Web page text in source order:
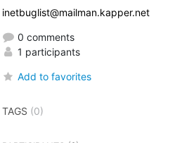
inetbuglist@mailman.kapper.net
0 comments
1 participants
Add to favorites
TAGS (0)